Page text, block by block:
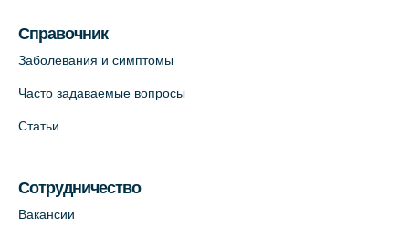
+7 (812) 660-73-69
На карте
На карте
Справочник
Заболевания и симптомы
Часто задаваемые вопросы
Статьи
Сотрудничество
Вакансии